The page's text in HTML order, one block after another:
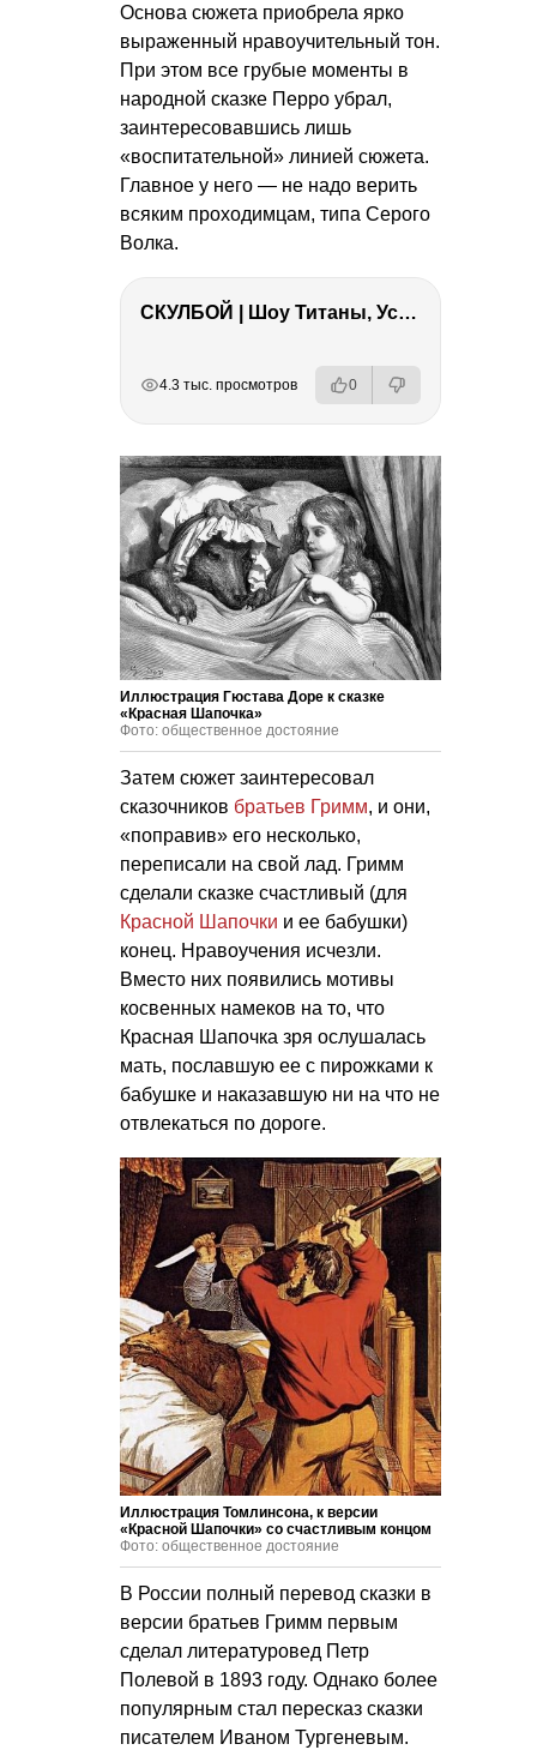
Основа сюжета приобрела ярко
выраженный нравоучительный тон.
При этом все грубые моменты в
народной сказке Перро убрал,
заинтересовавшись лишь
«воспитательной» линией сюжета.
Главное у него — не надо верить
всяким проходимцам, типа Серого
Волка.
СКУЛБОЙ | Шоу Титаны, Усейн Болт, Ларрат, Зашквар!
4.3 тыс. просмотров 0
Иллюстрация Гюстава Доре к сказке
«Красная Шапочка»
Фото: общественное достояние
Затем сюжет заинтересовал
сказочников братьев Гримм, и они,
«поправив» его несколько,
переписали на свой лад. Гримм
сделали сказке счастливый (для
Красной Шапочки и ее бабушки)
конец. Нравоучения исчезли.
Вместо них появились мотивы
косвенных намеков на то, что
Красная Шапочка зря ослушалась
мать, пославшую ее с пирожками к
бабушке и наказавшую ни на что не
отвлекаться по дороге.
Иллюстрация Томлинсона, к версии
«Красной Шапочки» со счастливым концом
Фото: общественное достояние
В России полный перевод сказки в
версии братьев Гримм первым
сделал литературовед Петр
Полевой в 1893 году. Однако более
популярным стал пересказ сказки
писателем Иваном Тургеневым.